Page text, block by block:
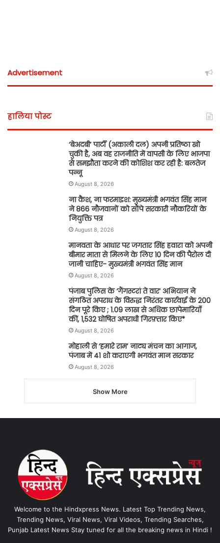
Advertisement
हालिया पोस्ट
‘बेअदबी’ पार्टी (अकाली दल) अपनी प्रतिष्ठा खो
चुकी है, अब वह राजनीति में वापसी के लिए भाजपा
से समझौता करने की कोशिश कर रही है: बलतेज
पन्नू
August 8, 2026
ना कैश, ना फरमाइश: मुख्यमंत्री भगवंत सिंह मान
ने 866 नौजवानों को सौंपे सरकारी नौकरियों के
नियुक्ति पत्र
August 8, 2026
मानवता के आधार पर जगतार सिंह हवारा को अपनी
बीमार माता से मिलने के लिए 10 दिन की पैरोल दी
जानी चाहिए- मुख्यमंत्री भगवंत सिंह मान
August 8, 2026
पंजाब पुलिस के ‘गैंगस्टरां ते वार’ अभियान ने
संगठित अपराध के विरुद्ध निरंतर कार्रवाई के 200
दिन पूरे किए ; 1.09 लाख से अधिक छापेमारियाँ
कीं, 1,532 घोषित अपराधी गिरफ़्तार किए*
August 8, 2026
मोहाली से ‘हमारे राम’ नाट्य मंचन का आगाज,
पंजाब में 41 शो कराएगी भगवंत मान सरकार
August 8, 2026
Show More
Welcome to the Hindxpress News. Latest Top Trending News,
Trending News, Viral News, Viral Videos, Trending Searches,
Punjab Latest News Stay tuned for all the breaking news in Hindi !